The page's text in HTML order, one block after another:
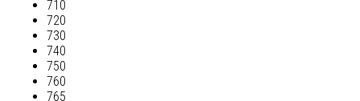
710
720
730
740
750
760
765